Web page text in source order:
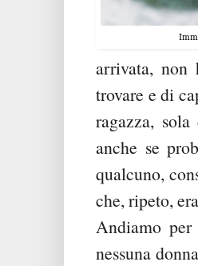
arrivata,
trovare e di
ragazza,
anche se
qualcuno,
che, ripeto,
Andiamo
nessuna